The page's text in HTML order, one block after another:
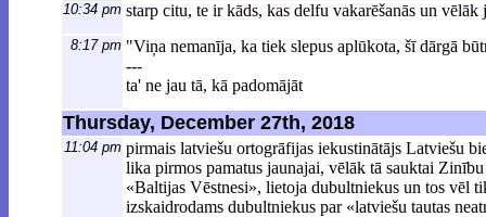
10:34 pm starp citu, te ir kāds, kas delfu vakarēšanās un vēlāk
8:17 pm "Viņa nemanīja, ka tiek slepus aplūkota, šī dārgā
---
ta' ne jau tā, kā padomājāt
Thursday, December 27th, 2018
11:04 pm pirmais latviešu ortogrāfijas iekustinātājs Latviešu
lika pirmos pamatus jaunajai, vēlāk tā sauktai
«Baltijas Vēstnesi», lietoja dubultniekus un tos vēl
izskaidrodams dubultniekus par «latviešu tautas